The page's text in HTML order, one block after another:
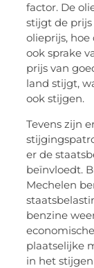
factor. De
stijgt de
olieprijs,
ook sprake
prijs van
land stijgt,
ook stijgen.
Tevens zijn
er de
beïnvloedt.
Mechelen
benzine
plaatselijke
in het